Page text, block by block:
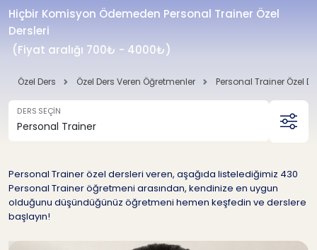
Hiçbir Komisyon Ödemeden Personal Trainer Özel
Dersleri
(Fiyat aralığı 700₺ - 4000₺)
Özel Ders Özel Ders Veren Öğretmenler Personal Trainer Özel
DERS SEÇİN
Personal Trainer özel dersleri veren, aşağıda listelediğimiz 430
Personal Trainer öğretmeni arasından, kendinize en uygun
olduğunu düşündüğünüz öğretmeni hemen keşfedin ve derslere
başlayın!